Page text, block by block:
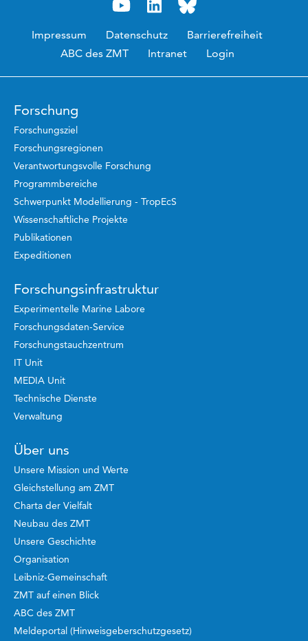
Impressum Datenschutz
Barrierefreiheit
ABC des ZMT
Intranet Login
Forschung
Forschungsziel
Forschungsregionen
Verantwortungsvolle Forschung
Programmbereiche
Schwerpunkt Modellierung - TropEcS
Wissenschaftliche Projekte
Publikationen
Expeditionen
Forschungsinfrastruktur
Experimentelle Marine Labore
Forschungsdaten-Service
Forschungstauchzentrum
IT Unit
MEDIA Unit
Technische Dienste
Verwaltung
Über uns
Unsere Mission und Werte
Gleichstellung am ZMT
Charta der Vielfalt
Neubau des ZMT
Unsere Geschichte
Organisation
Leibniz-Gemeinschaft
ZMT auf einen Blick
ABC des ZMT
Meldeportal (Hinweisgeberschutzgesetz)